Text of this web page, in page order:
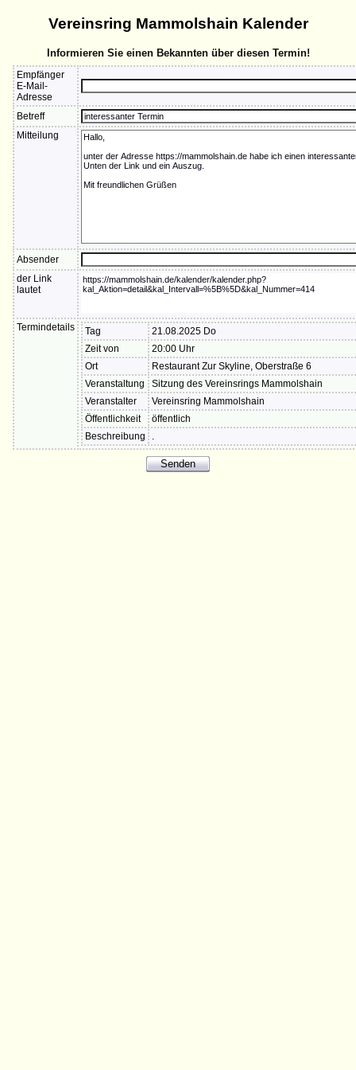
Vereinsring Mammolshain Kalender
Informieren Sie einen Bekannten über diesen Termin!
Empfänger
E-Mail-
Adresse
Betreff
Mitteilung
Absender
der Link
lautet
Termindetails Tag
21.08.2025 Do
Zeit von
20:00 Uhr
Ort
Restaurant Zur Skyline, Oberstraße 6
Veranstaltung
Sitzung des Vereinsrings Mammolshain
Veranstalter
Vereinsring Mammolshain
Öffentlichkeit
öffentlich
Beschreibung
.